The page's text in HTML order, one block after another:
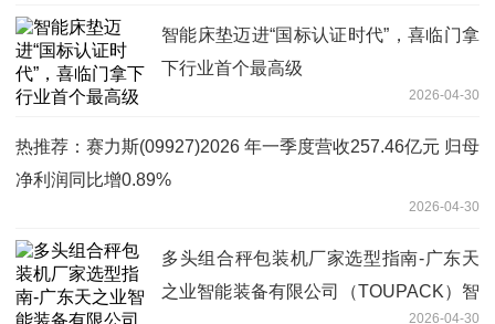
智能床垫迈进“国标认证时代”，喜临门拿
下行业首个最高级
2026-04-30
热推荐：赛力斯(09927)2026 年一季度营收257.46亿元 归母
净利润同比增0.89%
2026-04-30
多头组合秤包装机厂家选型指南-广东天
之业智能装备有限公司（TOUPACK）智
2026-04-30